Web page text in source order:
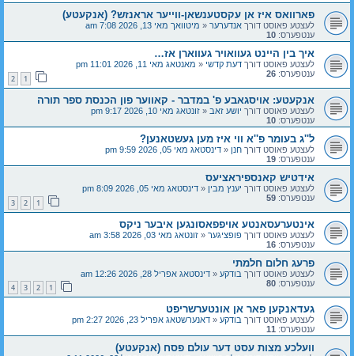
פארוואס איז אן עקסטענשאן-ווייער אראנזש? (אנקעטע)
לעצטע פאוסט דורך אנדערער « מיטוואך מאי 13, 2026 7:08 am
ענטפערס: 10
איך בין היינט געוואויר געווארן אז…
לעצטע פאוסט דורך דעת קדשי « מאנטאג מאי 11, 2026 11:01 pm
ענטפערס: 26
1
2
אנקעטע: אויסגאבע פ' במדבר - קאווער פון הכנסת ספר תורה
לעצטע פאוסט דורך יושע זאב « זונטאג מאי 10, 2026 9:17 pm
ענטפערס: 10
ל''ג בעומר פ''א ווי איז מען געשטאנען?
לעצטע פאוסט דורך חנן « דינסטאג מאי 05, 2026 9:59 pm
ענטפערס: 19
אידטיש קאנספיראציעס
לעצטע פאוסט דורך יענץ מבין « דינסטאג מאי 05, 2026 8:09 pm
ענטפערס: 59
1
2
3
אינטערעסאנטע אויפפאסונגען איבער ניקס
לעצטע פאוסט דורך פופציגער « זונטאג מאי 03, 2026 3:58 am
ענטפערס: 16
פרעג חלום חלמתי
לעצטע פאוסט דורך בודקע « דינסטאג אפריל 28, 2026 12:26 am
ענטפערס: 80
1
2
3
4
געדאנקען פאר אן אונטערשריפט
לעצטע פאוסט דורך בודקע « דאנערשטאג אפריל 23, 2026 2:27 pm
ענטפערס: 11
וועלכע מצות עסט דער עולם פסח (אנקעטע)